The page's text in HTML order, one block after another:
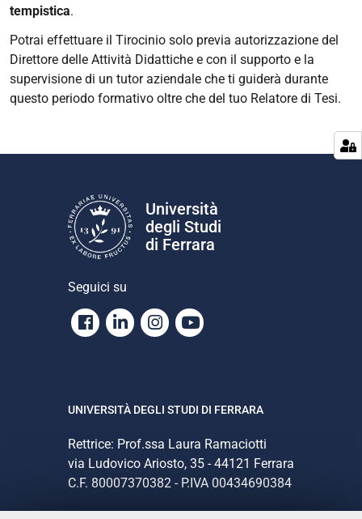
tempistica.
Potrai effettuare il Tirocinio solo previa autorizzazione del
Direttore delle Attività Didattiche e con il supporto e la
supervisione di un tutor aziendale che ti guiderà durante
questo periodo formativo oltre che del tuo Relatore di Tesi.
Università
degli Studi
di Ferrara
Seguici su
Facebook
LinkedinInstagram
Youtube
UNIVERSITÀ DEGLI STUDI DI FERRARA
Rettrice: Prof.ssa Laura Ramaciotti
via Ludovico Ariosto, 35 - 44121 Ferrara
C.F. 80007370382 - P.IVA 00434690384